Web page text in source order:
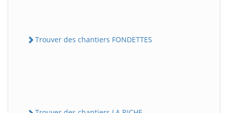
Trouver des chantiers FONDETTES